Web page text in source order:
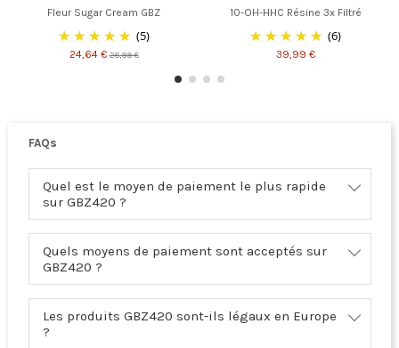
Fleur Sugar Cream GBZ
(5)
24,64 €28,99 €
10-OH-HHC Résine 3x Filtré
(6)
39,99 €
FAQs
Quel est le moyen de paiement le plus rapide
sur GBZ420 ?
Quels moyens de paiement sont acceptés sur
GBZ420 ?
Les produits GBZ420 sont-ils légaux en Europe
?